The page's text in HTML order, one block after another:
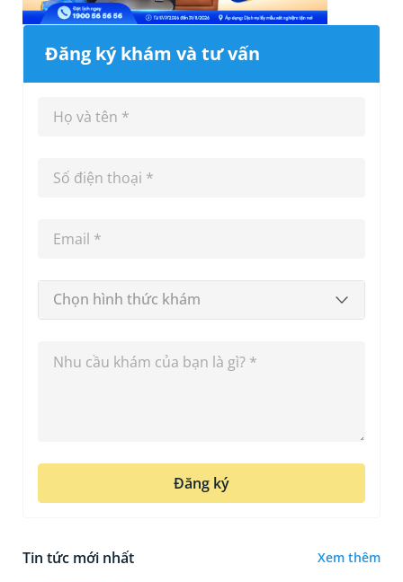
Đăng ký khám và tư vấn
Chọn hình thức khám
Đăng ký
Tin tức mới nhất Xem thêm